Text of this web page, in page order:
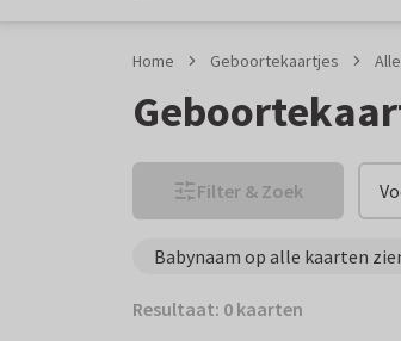
Home Geboortekaartjes Alle
Filter & Zoek
Babynaam op alle kaarten
Resultaat: 0 kaarten